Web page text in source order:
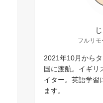
フルリ
2021年10月から
国に渡航。イギリ
イター。英語学習
ます。